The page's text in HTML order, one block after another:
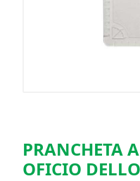
PRANCHETA
OFICIO